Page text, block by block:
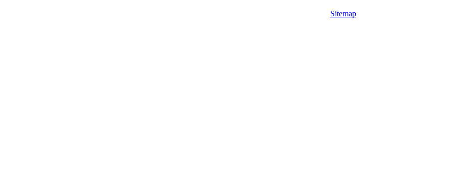
Sitemap